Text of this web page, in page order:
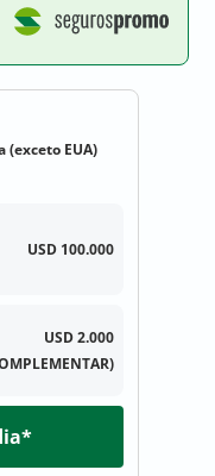
(exceto EUA)
USD 100.000
USD 2.000